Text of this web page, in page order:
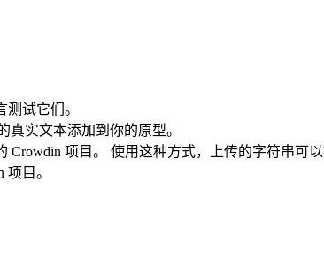
试它们。
真实文本添加到你的原型。
Crowdin 项目。 使用这种方式，上传的字符串可
目。